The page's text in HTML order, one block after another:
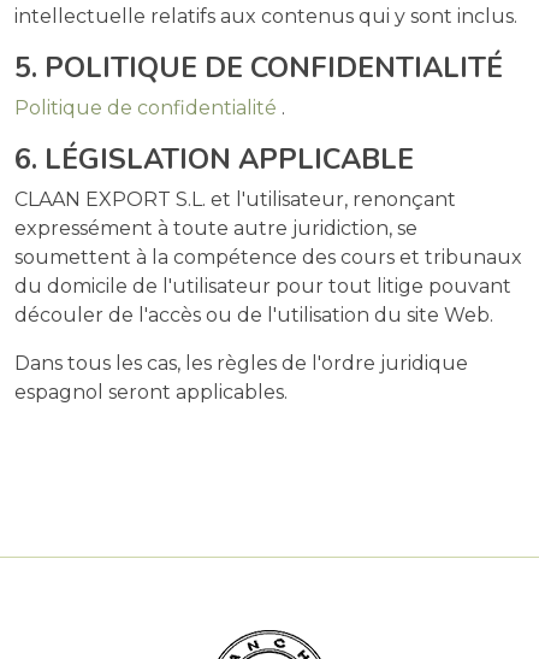
intellectuelle relatifs aux contenus qui y sont inclus.
5. POLITIQUE DE CONFIDENTIALITÉ
Politique de confidentialité .
6. LÉGISLATION APPLICABLE
CLAAN EXPORT S.L. et l'utilisateur, renonçant
expressément à toute autre juridiction, se
soumettent à la compétence des cours et tribunaux
du domicile de l'utilisateur pour tout litige pouvant
découler de l'accès ou de l'utilisation du site Web.
Dans tous les cas, les règles de l'ordre juridique
espagnol seront applicables.